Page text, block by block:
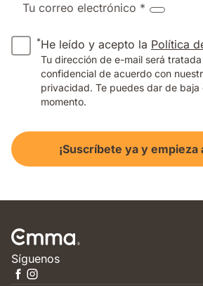
Tu correo electrónico *
*He leído y acepto la Política
Tu dirección de e-mail será
confidencial de acuerdo con
privacidad. Te puedes dar de baja
momento.
¡Suscríbete ya y empieza
Síguenos